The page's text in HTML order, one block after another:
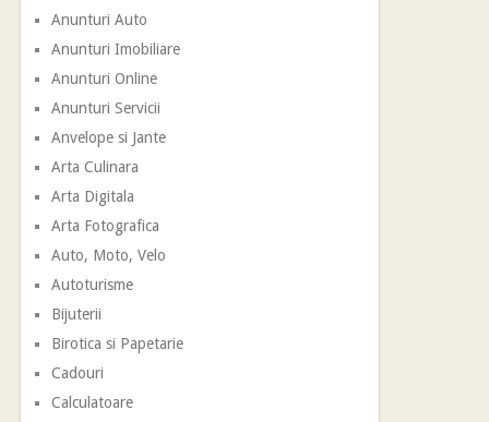
Anunturi Auto
Anunturi Imobiliare
Anunturi Online
Anunturi Servicii
Anvelope si Jante
Arta Culinara
Arta Digitala
Arta Fotografica
Auto, Moto, Velo
Autoturisme
Bijuterii
Birotica si Papetarie
Cadouri
Calculatoare